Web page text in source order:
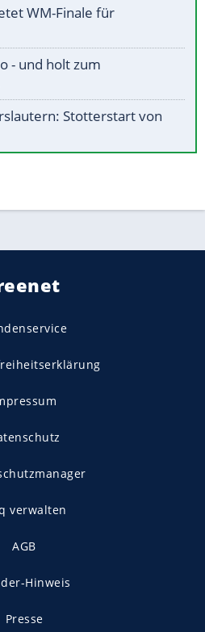
WM-Finale für
- und holt zum
Stotterstart von
verwalten
AGB
Hinweis
Presse